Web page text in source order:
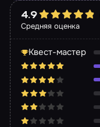
Средняя оценка
4.9
Квест-мастер